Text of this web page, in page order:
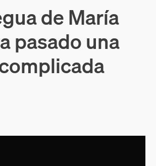
de María
pasado una